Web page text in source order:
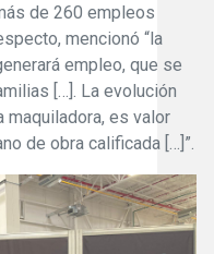
de 260 empleos
mencionó “la
empleo, que se
[…]. La evolución
maquiladora, es valor
de obra calificada […]”.